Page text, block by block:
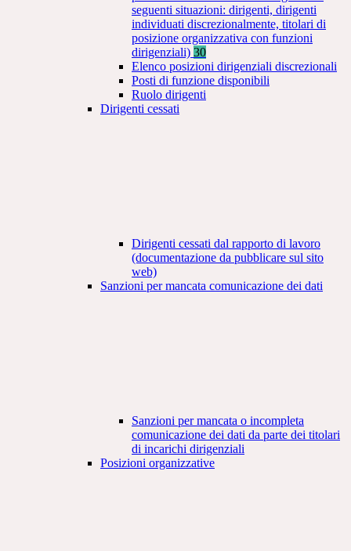
seguenti situazioni: dirigenti, dirigenti
individuati discrezionalmente, titolari di
posizione organizzativa con funzioni
dirigenziali) 30
Elenco posizioni dirigenziali discrezionali
Posti di funzione disponibili
Ruolo dirigenti
Dirigenti cessati
Dirigenti cessati dal rapporto di lavoro
(documentazione da pubblicare sul sito
web)
Sanzioni per mancata comunicazione dei dati
Sanzioni per mancata o incompleta
comunicazione dei dati da parte dei titolari
di incarichi dirigenziali
Posizioni organizzative